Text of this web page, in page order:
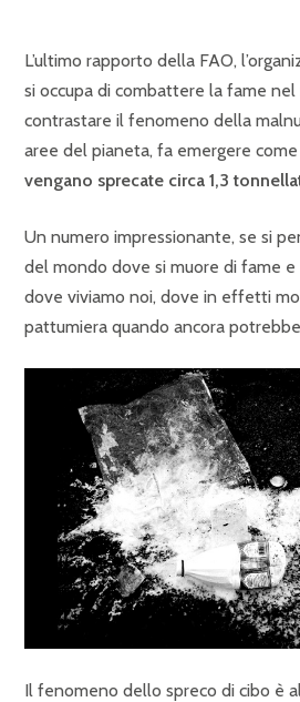
L’ultimo rapporto della FAO,
si occupa di combattere la fame
contrastare il fenomeno della
aree del pianeta, fa emergere
vengano sprecate circa 1,3
Un numero impressionante, se si
del mondo dove si muore di fame
dove viviamo noi, dove in effetti
pattumiera quando ancora
Il fenomeno dello spreco di cibo è